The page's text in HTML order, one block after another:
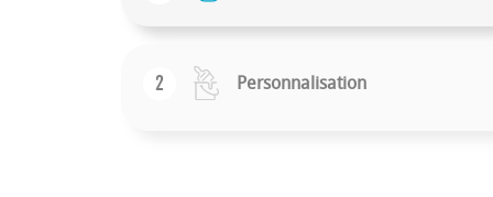
2 Personnalisation